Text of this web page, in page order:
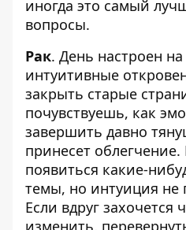
иногда это самый
вопросы.
Рак. День настроен на
интуитивные
закрыть старые
почувствуешь, как
завершить давно
принесет
появиться какие-
темы, но интуиция не
Если вдруг захочется
изменить,